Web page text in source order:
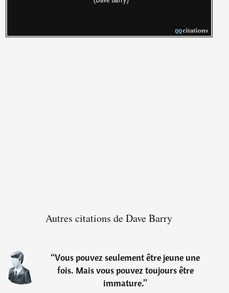
Autres citations de Dave Barry
“Vous pouvez seulement être jeune une
fois. Mais vous pouvez toujours être
immature.”